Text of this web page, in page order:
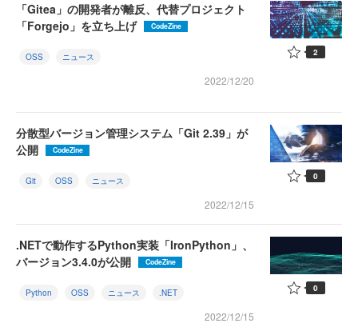
「Gitea」の開発者が離反、代替プロジェクト
「Forgejo」を立ち上げ
CodeZine
OSS ニュース
2022/12/20
2
分散型バージョン管理システム「Git 2.39」が
公開
CodeZine
Git OSS ニュース
2022/12/15
0
.NETで動作するPython実装「IronPython」、
バージョン3.4.0が公開
CodeZine
Python OSS ニュース .NET
2022/12/15
0